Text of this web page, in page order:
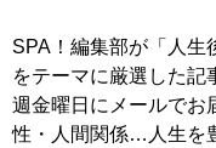
SPA！編集部が「人生
をテーマに厳選した記
週金曜日にメールでお
性・人間関係…人生を